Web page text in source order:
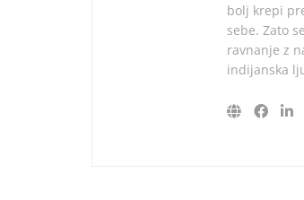
bolj krepi
sebe. Zato
ravnanje z
indijanska